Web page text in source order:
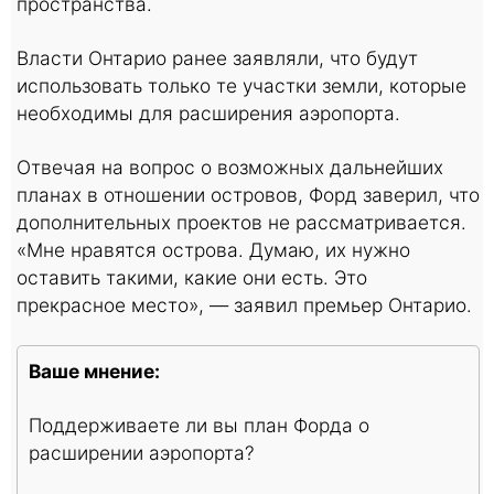
Власти Онтарио ранее заявляли, что будут
использовать только те участки земли, которые
необходимы для расширения аэропорта.
Отвечая на вопрос о возможных дальнейших
планах в отношении островов, Форд заверил, что
дополнительных проектов не рассматривается.
«Мне нравятся острова. Думаю, их нужно
оставить такими, какие они есть. Это
прекрасное место», — заявил премьер Онтарио.
Ваше мнение:
Поддерживаете ли вы план Форда о
расширении аэропорта?